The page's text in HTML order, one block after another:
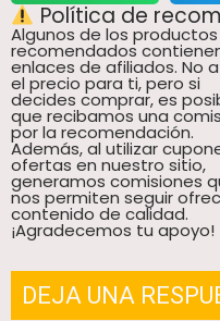
Política de
Algunos de los productos
recomendados
enlaces de afiliados. No
el precio para ti, pero si
decides comprar, es
que recibamos una
por la recomendación.
Además, al utilizar
ofertas en nuestro sitio,
generamos comisiones
nos permiten seguir
contenido de calidad.
¡Agradecemos tu apoyo!
DEJA UNA